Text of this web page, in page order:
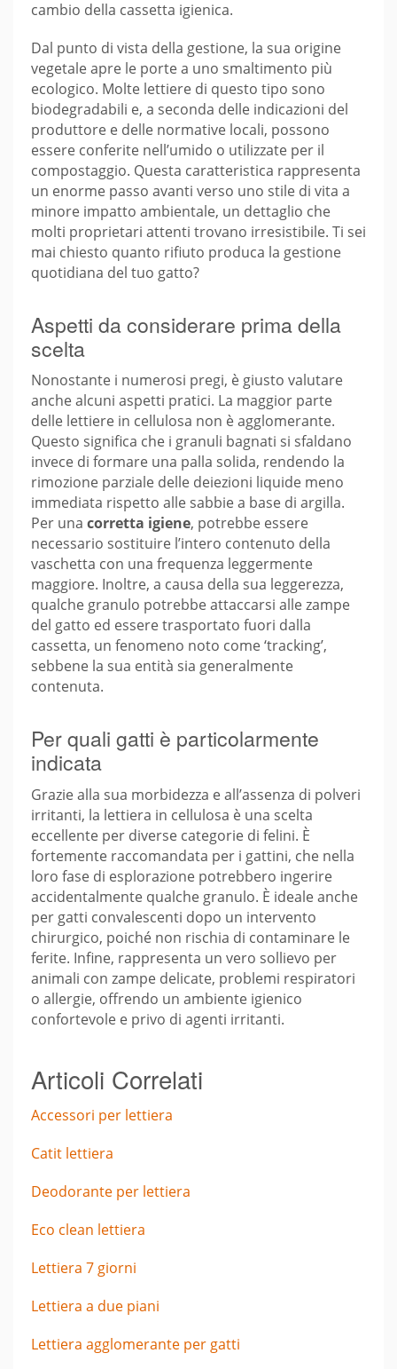
cambio della cassetta igienica.
Dal punto di vista della gestione, la sua origine
vegetale apre le porte a uno smaltimento più
ecologico. Molte lettiere di questo tipo sono
biodegradabili e, a seconda delle indicazioni del
produttore e delle normative locali, possono
essere conferite nell’umido o utilizzate per il
compostaggio. Questa caratteristica rappresenta
un enorme passo avanti verso uno stile di vita a
minore impatto ambientale, un dettaglio che
molti proprietari attenti trovano irresistibile. Ti sei
mai chiesto quanto rifiuto produca la gestione
quotidiana del tuo gatto?
Aspetti da considerare prima della
scelta
Nonostante i numerosi pregi, è giusto valutare
anche alcuni aspetti pratici. La maggior parte
delle lettiere in cellulosa non è agglomerante.
Questo significa che i granuli bagnati si sfaldano
invece di formare una palla solida, rendendo la
rimozione parziale delle deiezioni liquide meno
immediata rispetto alle sabbie a base di argilla.
Per una corretta igiene, potrebbe essere
necessario sostituire l’intero contenuto della
vaschetta con una frequenza leggermente
maggiore. Inoltre, a causa della sua leggerezza,
qualche granulo potrebbe attaccarsi alle zampe
del gatto ed essere trasportato fuori dalla
cassetta, un fenomeno noto come ‘tracking’,
sebbene la sua entità sia generalmente
contenuta.
Per quali gatti è particolarmente
indicata
Grazie alla sua morbidezza e all’assenza di polveri
irritanti, la lettiera in cellulosa è una scelta
eccellente per diverse categorie di felini. È
fortemente raccomandata per i gattini, che nella
loro fase di esplorazione potrebbero ingerire
accidentalmente qualche granulo. È ideale anche
per gatti convalescenti dopo un intervento
chirurgico, poiché non rischia di contaminare le
ferite. Infine, rappresenta un vero sollievo per
animali con zampe delicate, problemi respiratori
o allergie, offrendo un ambiente igienico
confortevole e privo di agenti irritanti.
Articoli Correlati
Accessori per lettiera
Catit lettiera
Deodorante per lettiera
Eco clean lettiera
Lettiera 7 giorni
Lettiera a due piani
Lettiera agglomerante per gatti